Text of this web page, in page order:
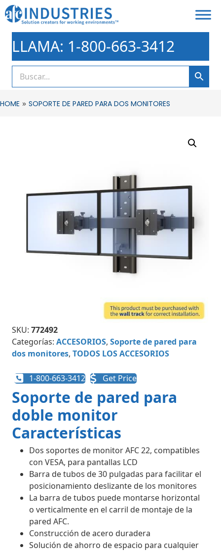
LLAMA: 1-800-663-3412
HOME » SOPORTE DE PARED PARA DOS MONITORES
SKU: 772492
Categorías: ACCESORIOS, Soporte de pared para
dos monitores, TODOS LOS ACCESORIOS
1-800-663-3412 Get Price
Soporte de pared para
doble monitor
Características
Dos soportes de monitor AFC 22, compatibles
con VESA, para pantallas LCD
Barra de tubos de 30 pulgadas para facilitar el
posicionamiento deslizante de los monitores
La barra de tubos puede montarse horizontal
o verticalmente en el carril de montaje de la
pared AFC.
Construcción de acero duradera
Solución de ahorro de espacio para cualquier